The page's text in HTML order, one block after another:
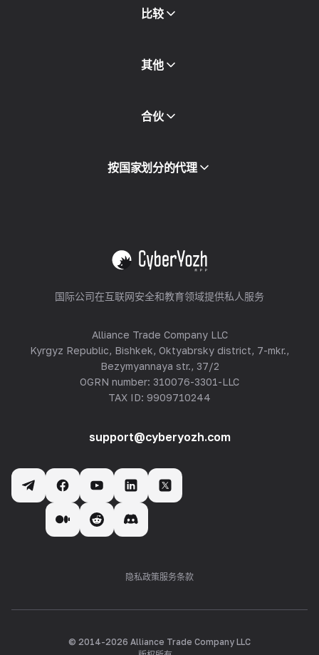
免费书
比较
其他
API访问
集成
合伙
合作伙伴计划
转售
按国家划分的代理
查看全部
国际公司在互联网安全和教育领域提供私人服务
Alliance Trade Company LLC
Kyrgyz Republic, Bishkek, Oktyabrsky district, 7-mkr.,
Bezymyannaya str., 37/2
OGRN number: 310076-3301-LLC
TAX ID: 9909710244
support@cyberyozh.com
隐私政策服务条款
© 2014-2026 Alliance Trade Company LLC